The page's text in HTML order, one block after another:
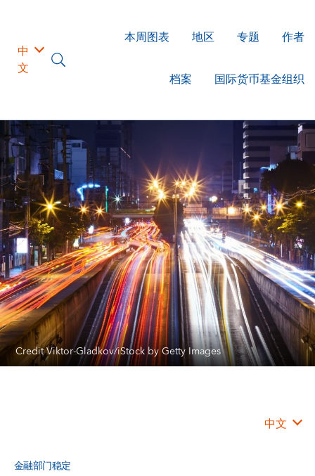
中
文
本周图表 地区 专题 作者
档案 国际货币基金组织
Credit Viktor-Gladkov/iStock by Getty Images
中文
金融部门稳定